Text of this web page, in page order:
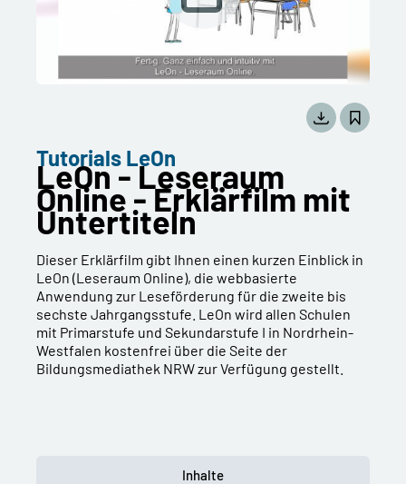
Tutorials LeOn
LeOn - Leseraum
Online - Erklärfilm mit
Untertiteln
Dieser Erklärfilm gibt Ihnen einen kurzen Einblick in
LeOn (Leseraum Online), die webbasierte
Anwendung zur Leseförderung für die zweite bis
sechste Jahrgangsstufe. LeOn wird allen Schulen
mit Primarstufe und Sekundarstufe I in Nordrhein-
Westfalen kostenfrei über die Seite der
Bildungsmediathek NRW zur Verfügung gestellt.
Inhalte